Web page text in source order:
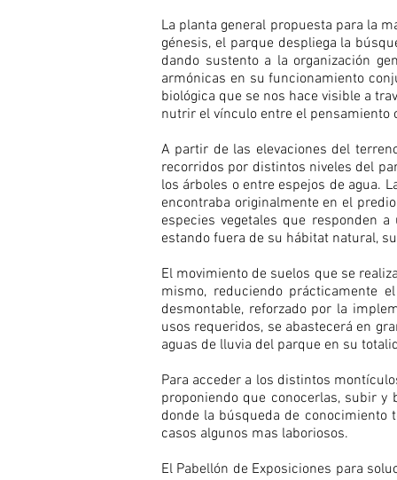
La planta general propuesta para la
génesis, el parque despliega la
dando sustento a la organización
armónicas en su funcionamiento
biológica que se nos hace visible a
nutrir el vínculo entre el pensamiento
A partir de las elevaciones del
recorridos por distintos niveles del
los árboles o entre espejos de agua.
encontraba originalmente en el
especies vegetales que responden
estando fuera de su hábitat natural,
El movimiento de suelos que se
mismo, reduciendo prácticamente
desmontable, reforzado por la
usos requeridos, se abastecerá en
aguas de lluvia del parque en su
Para acceder a los distintos
proponiendo que conocerlas, subir
donde la búsqueda de conocimiento
casos algunos mas laboriosos.
El Pabellón de Exposiciones para